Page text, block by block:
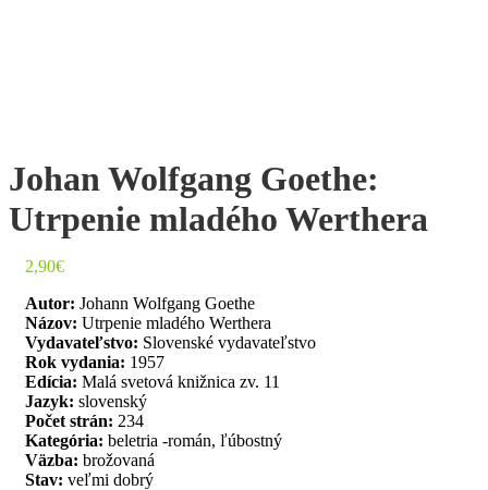
Johan Wolfgang Goethe:
Utrpenie mladého Werthera
2,90€
Autor: Johann Wolfgang Goethe
Názov: Utrpenie mladého Werthera
Vydavateľstvo: Slovenské vydavateľstvo
Rok vydania: 1957
Edícia: Malá svetová knižnica zv. 11
Jazyk: slovenský
Počet strán: 234
Kategória: beletria -román, ľúbostný
Väzba: brožovaná
Stav: veľmi dobrý